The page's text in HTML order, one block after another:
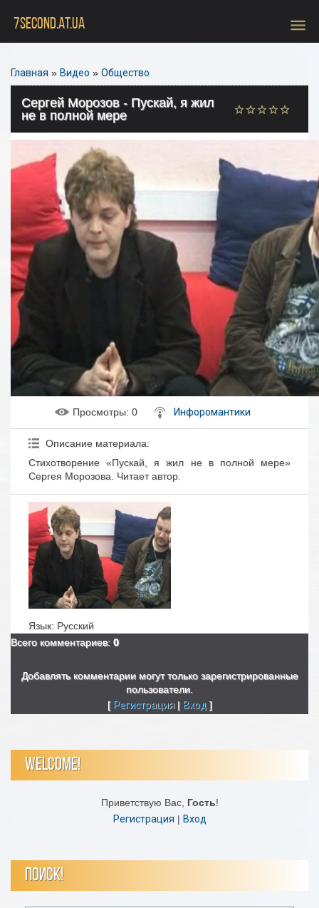
7SECOND.AT.UA menu
Главная » Видео » Общество
Сергей Морозов - Пускай, я жил
не в полной мере
Просмотры: 0 Инфоромантики
Описание материала:
Стихотворение «Пускай, я жил не в полной мере»
Сергея Морозова. Читает автор.
Язык: Русский
Всего комментариев: 0
Добавлять комментарии могут только зарегистрированные
пользователи.
[ Регистрация| Вход ]
WELCOME!
Приветствую Вас, Гость!
Регистрация | Вход
ПОИСК!